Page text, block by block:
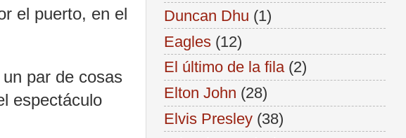
el puerto, en el
par de cosas
espectáculo
Duncan Dhu (1)
Eagles (12)
El último de la fila (2)
Elton John (28)
Elvis Presley (38)